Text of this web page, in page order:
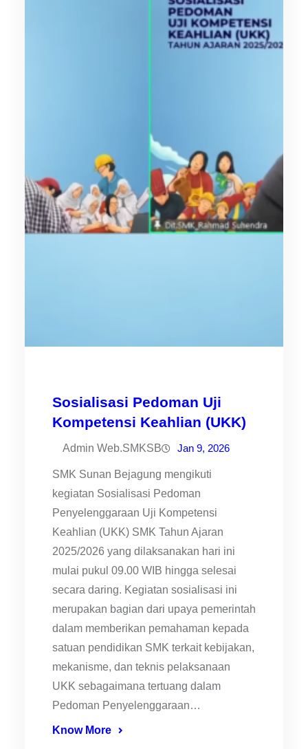
Sosialisasi Pedoman Uji
Kompetensi Keahlian (UKK)
Admin Web.SMKSB Jan 9, 2026
SMK Sunan Bejagung mengikuti
kegiatan Sosialisasi Pedoman
Penyelenggaraan Uji Kompetensi
Keahlian (UKK) SMK Tahun Ajaran
2025/2026 yang dilaksanakan hari ini
mulai pukul 09.00 WIB hingga selesai
secara daring. Kegiatan sosialisasi ini
merupakan bagian dari upaya pemerintah
dalam memberikan pemahaman kepada
satuan pendidikan SMK terkait kebijakan,
mekanisme, dan teknis pelaksanaan
UKK sebagaimana tertuang dalam
Pedoman Penyelenggaraan…
Know More